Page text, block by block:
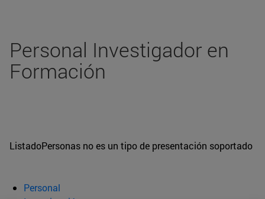
Personal Investigador en
Formación
ListadoPersonas no es un tipo de presentación soportado
Personal